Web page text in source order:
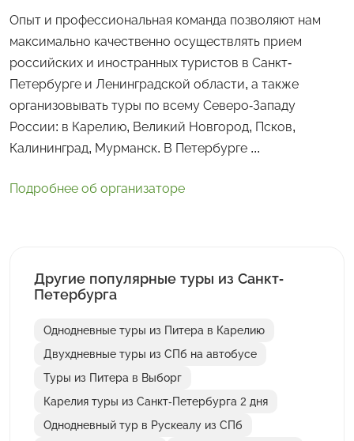
Опыт и профессиональная команда позволяют нам
максимально качественно осуществлять прием
российских и иностранных туристов в Санкт-
Петербурге и Ленинградской области, а также
организовывать туры по всему Северо-Западу
России: в Карелию, Великий Новгород, Псков,
Калининград, Мурманск. В Петербурге ...
Подробнее об организаторе
Другие популярные туры из Санкт-
Петербурга
Однодневные туры из Питера в Карелию
Двухдневные туры из СПб на автобусе
Туры из Питера в Выборг
Карелия туры из Санкт-Петербурга 2 дня
Однодневный тур в Рускеалу из СПб